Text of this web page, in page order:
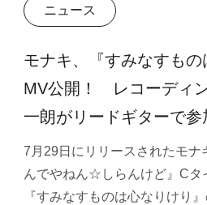
ニュース
モナキ、『すみなすもの
MV公開！ レコーディ
一朗がリードギターで参
7月29日にリリースされたモ
んでやねん☆しらんけど』Cタ
『すみなすものは心なりけり